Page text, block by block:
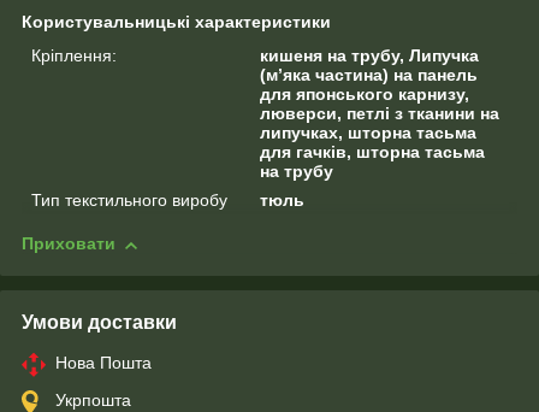
Користувальницькі характеристики
Кріплення:
кишеня на трубу, Липучка
(м’яка частина) на панель
для японського карнизу,
люверси, петлі з тканини на
липучках, шторна тасьма
для гачків, шторна тасьма
на трубу
Тип текстильного виробу
тюль
Приховати
Умови доставки
Нова Пошта
Укрпошта